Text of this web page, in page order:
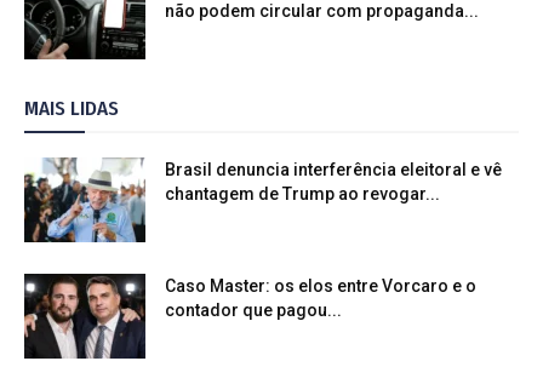
não podem circular com propaganda...
MAIS LIDAS
Brasil denuncia interferência eleitoral e vê
chantagem de Trump ao revogar...
Caso Master: os elos entre Vorcaro e o
contador que pagou...